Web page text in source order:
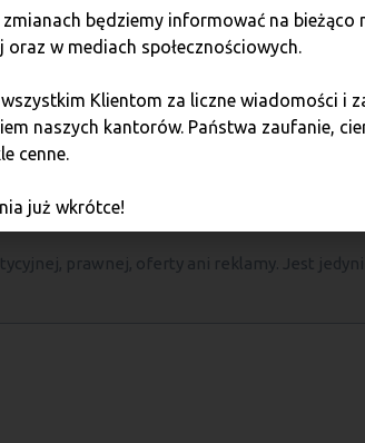
w banku, przyjdź do
Wybierając stacjonarny
że Twoje środki trafią bezpośrednio do
lokalizację naszych punktów i odwiedź
prawnej, oferty ani reklamy. Jest
zmianach będziemy informować na bieżąco
oraz w mediach społecznościowych.
Klientom za liczne wiadomości i
naszych kantorów. Państwa zaufanie,
cenne.
już wkrótce!